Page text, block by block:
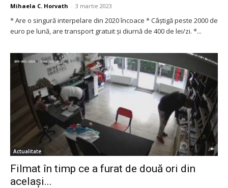
Mihaela C. Horvath - 3 martie 2023
* Are o singură interpelare din 2020 încoace * Câștigă peste 2000 de
euro pe lună, are transport gratuit și diurnă de 400 de lei/zi. *...
Actualitate
Filmat în timp ce a furat de două ori din
același...